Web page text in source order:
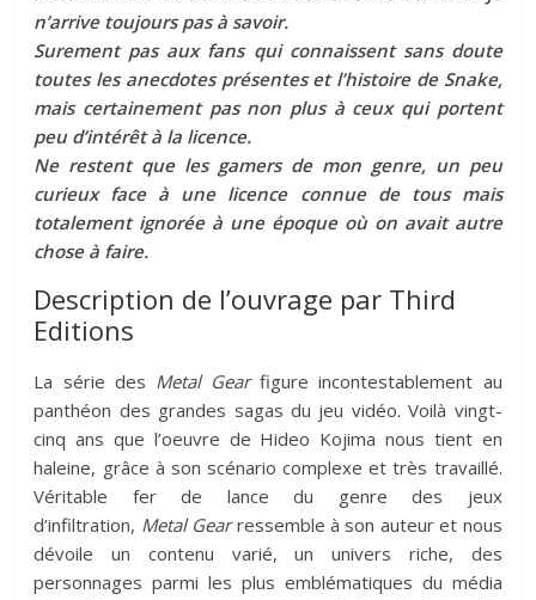
n’arrive toujours pas à savoir.
Surement pas aux fans qui connaissent sans doute
toutes les anecdotes présentes et l’histoire de Snake,
mais certainement pas non plus à ceux qui portent
peu d’intérêt à la licence.
Ne restent que les gamers de mon genre, un peu
curieux face à une licence connue de tous mais
totalement ignorée à une époque où on avait autre
chose à faire.
Description de l’ouvrage par Third
Editions
La série des Metal Gearfigure incontestablement au
panthéon des grandes sagas du jeu vidéo. Voilà vingt-
cinq ans que l’oeuvre de Hideo Kojima nous tient en
haleine, grâce à son scénario complexe et très travaillé.
Véritable fer de lance du genre des jeux
d’infiltration, Metal Gearressemble à son auteur et nous
dévoile un contenu varié, un univers riche, des
personnages parmi les plus emblématiques du média